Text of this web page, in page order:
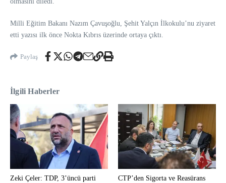
Milli Eğitim Bakanı Nazım Çavuşoğlu, Şehit Yalçın İlkokulu’nu ziyaret
etti yazısı ilk önce Nokta Kıbrıs üzerinde ortaya çıktı.
Paylaş
İlgili Haberler
Zeki Çeler: TDP, 3’üncü parti
CTP’den Sigorta ve Reasürans